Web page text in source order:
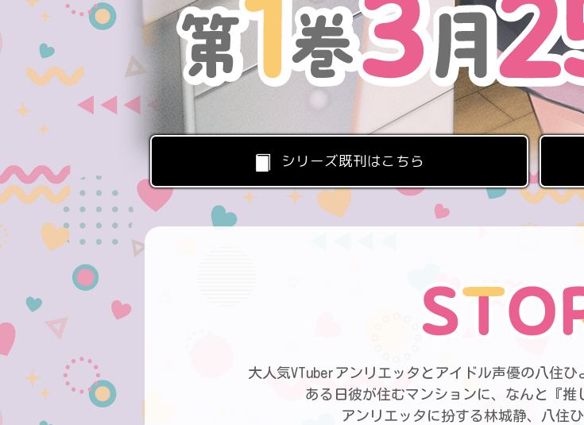
シリーズ既刊はこちら
大人気VTuberアンリエッタとアイドル声優の八住ひ
ある日彼が住むマンションに、なんと『推
アンリエッタに扮する林城静、八住